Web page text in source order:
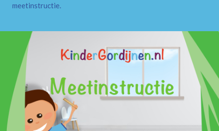
meetinstructie.